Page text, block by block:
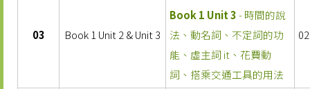
03 Book 1 Unit 2 & Unit 3
Book 1 Unit 3- 時間的說
法、動名詞、不定詞的功
能、虛主詞 it、花費動
詞、搭乘交通工具的用法